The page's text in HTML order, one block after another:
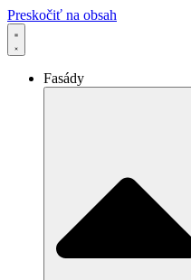
Preskočiť na obsah
Fasády